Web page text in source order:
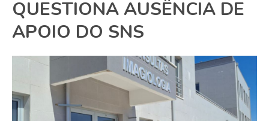
QUESTIONA AUSÊNCIA DE
APOIO DO SNS